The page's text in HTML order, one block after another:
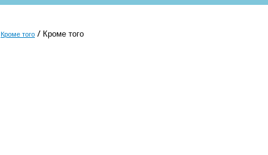
Кроме того Кроме того